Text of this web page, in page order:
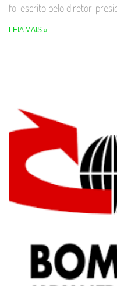
foi escrito pelo diretor-
LEIA MAIS »